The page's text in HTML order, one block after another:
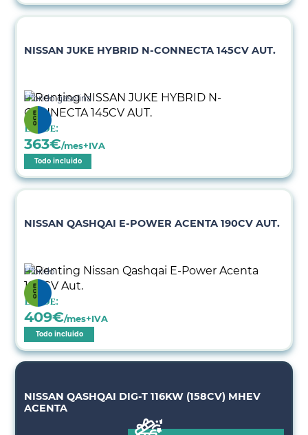
NISSAN JUKE HYBRID N-CONNECTA 145CV AUT.
Híbrido gasolina
Desde:
363€/mes+IVA
Todo incluido
NISSAN QASHQAI E-POWER ACENTA 190CV AUT.
Híbrido
Desde:
409€/mes+IVA
Todo incluido
NISSAN QASHQAI DIG-T 116KW (158CV) MHEV
ACENTA